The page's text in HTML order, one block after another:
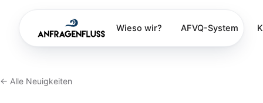
Wieso wir? AFVQ-System
← Alle Neuigkeiten